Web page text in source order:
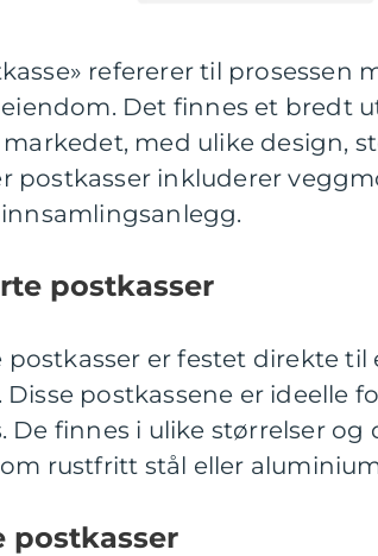
refererer til prosessen
Det finnes et bredt
med ulike design,
postkasser inkluderer
postkasser
er festet direkte til
postkassene er ideelle
De finnes i ulike størrelser
rustfritt stål eller
postkasser